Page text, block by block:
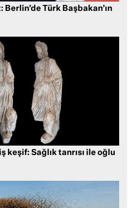
Türk Başbakan’ın
keşif: Sağlık tanrısı ile oğlu